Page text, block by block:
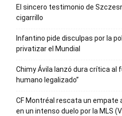
El sincero testimonio de
cigarrillo
Infantino pide disculpas por la
privatizar el Mundial
Chimy Ávila lanzó dura crítica al
humano legalizado”
CF Montréal rescata un empate
en un intenso duelo por la MLS